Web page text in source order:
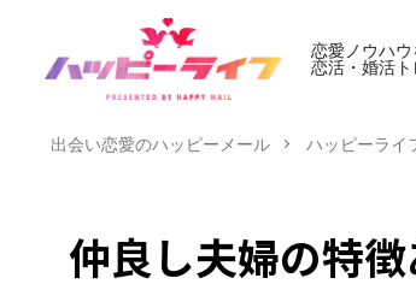
恋愛ノウハウ
恋活・婚活ト
出会い恋愛のハッピーメール ハッピーライ
仲良し夫婦の特